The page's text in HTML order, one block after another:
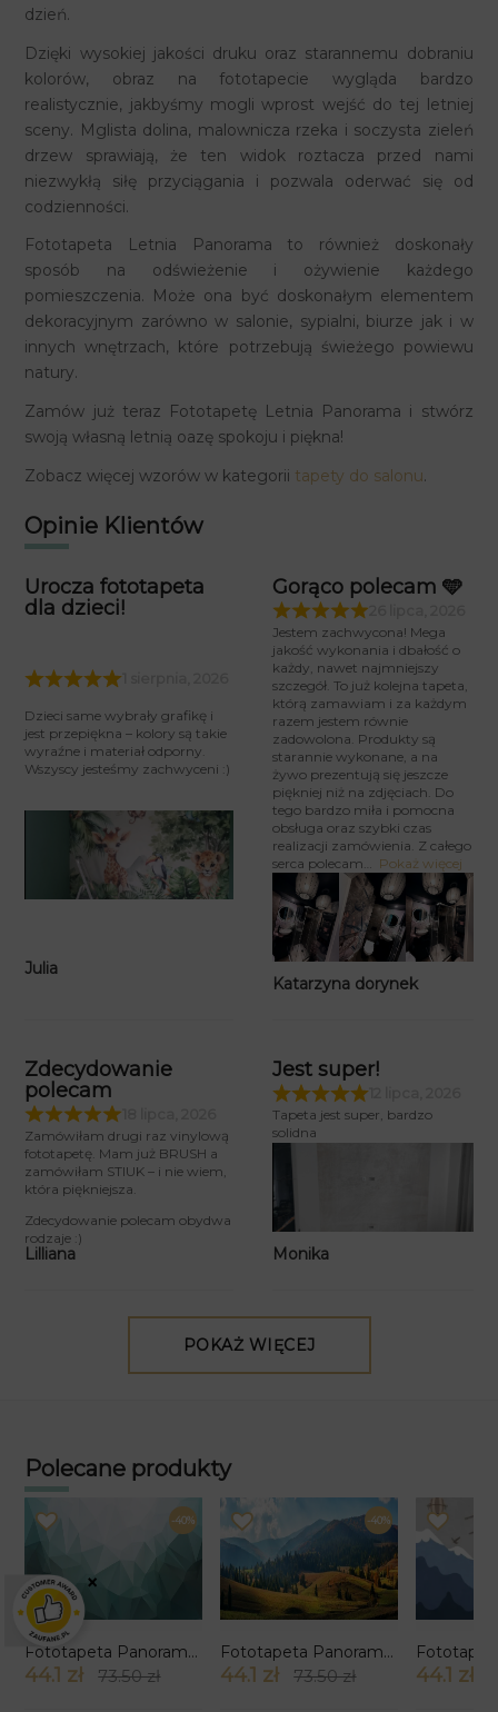
dzień.
Dzięki wysokiej jakości druku oraz starannemu dobraniu
kolorów, obraz na fototapecie wygląda bardzo
realistycznie, jakbyśmy mogli wprost wejść do tej letniej
sceny. Mglista dolina, malownicza rzeka i soczysta zieleń
drzew sprawiają, że ten widok roztacza przed nami
niezwykłą siłę przyciągania i pozwala oderwać się od
codzienności.
Fototapeta Letnia Panorama to również doskonały
sposób na odświeżenie i ożywienie każdego
pomieszczenia. Może ona być doskonałym elementem
dekoracyjnym zarówno w salonie, sypialni, biurze jak i w
innych wnętrzach, które potrzebują świeżego powiewu
natury.
Zamów już teraz Fototapetę Letnia Panorama i stwórz
swoją własną letnią oazę spokoju i piękna!
Zobacz więcej wzorów w kategorii tapety do salonu.
Opinie Klientów
Urocza fototapeta
dla dzieci!
1 sierpnia, 2026
Dzieci same wybrały grafikę i
jest przepiękna – kolory są takie
wyraźne i materiał odporny.
Wszyscy jesteśmy zachwyceni :)
Julia
Gorąco polecam 🩵
Jestem zachwycona! Mega
jakość wykonania i dbałość o
każdy, nawet najmniejszy
szczegół. To już kolejna tapeta,
którą zamawiam i za każdym
razem jestem równie
zadowolona. Produkty są
starannie wykonane, a na
żywo prezentują się jeszcze
piękniej niż na zdjęciach. Do
tego bardzo miła i pomocna
obsługa oraz szybki czas
realizacji zamówienia. Z całego
serca polecam
Pokaż więcej
Katarzyna dorynek
Zdecydowanie
polecam
Zamówiłam drugi raz vinylową
fototapetę. Mam już BRUSH a
zamówiłam STIUK – i nie wiem,
która piękniejsza.
Zdecydowanie polecam obydwa
rodzaje :)
Lilliana
Jest super!
Tapeta jest super, bardzo
solidna
Monika
POKAŻ WIĘCEJ
Polecane produkty
-40%
Fototapeta Panorama Zielona
44.1 zł 73.50 zł
-40%
Fototapeta Panorama Gór
44.1 zł 73.50 zł 44.1 zł
×